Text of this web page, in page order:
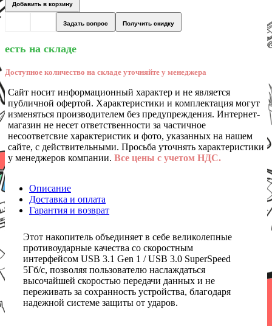
Добавить в корзину
Задать вопрос Получить скидку
есть на складе
Доступное количество на складе уточняйте у менеджера
Сайт носит информационный характер и не является
публичной офертой. Характеристики и комплектация могут
изменяться производителем без предупреждения. Интернет-
магазин не несет ответственности за частичное
несоответсвие характеристик и фото, указанных на нашем
сайте, с действительными. Просьба уточнять характеристики
у менеджеров компании. Все цены с учетом НДС.
Описание
Доставка и оплата
Гарантия и возврат
Этот накопитель объединяет в себе великолепные
противоударные качества со скоростным
интерфейсом USB 3.1 Gen 1 / USB 3.0 SuperSpeed
5Гб/с, позволяя пользователю наслаждаться
высочайшей скоростью передачи данных и не
переживать за сохранность устройства, благодаря
надежной системе защиты от ударов.